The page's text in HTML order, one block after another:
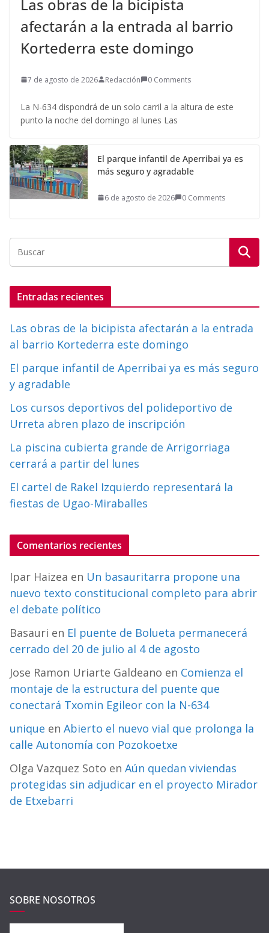
Las obras de la bicipista
afectarán a la entrada al barrio
Kortederra este domingo
7 de agosto de 2026 Redacción 0 Comments
La N-634 dispondrá de un solo carril a la altura de este
punto la noche del domingo al lunes Las
El parque infantil de Aperribai ya es
más seguro y agradable
6 de agosto de 2026 0 Comments
Entradas recientes
Las obras de la bicipista afectarán a la entrada
al barrio Kortederra este domingo
El parque infantil de Aperribai ya es más seguro
y agradable
Los cursos deportivos del polideportivo de
Urreta abren plazo de inscripción
La piscina cubierta grande de Arrigorriaga
cerrará a partir del lunes
El cartel de Rakel Izquierdo representará la
fiestas de Ugao-Miraballes
Comentarios recientes
Ipar Haizea en Un basauritarra propone una
nuevo texto constitucional completo para abrir
el debate político
Basauri en El puente de Bolueta permanecerá
cerrado del 20 de julio al 4 de agosto
Jose Ramon Uriarte Galdeano en Comienza el
montaje de la estructura del puente que
conectará Txomin Egileor con la N-634
unique en Abierto el nuevo vial que prolonga la
calle Autonomía con Pozokoetxe
Olga Vazquez Soto en Aún quedan viviendas
protegidas sin adjudicar en el proyecto Mirador
de Etxebarri
SOBRE NOSOTROS